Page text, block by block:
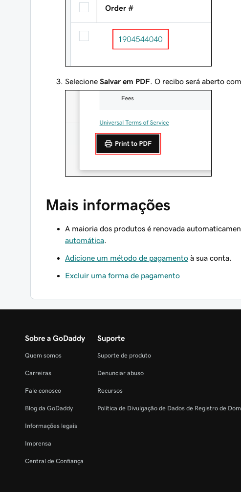
Selecione Salvar em PDF . O recibo será aberto
Mais informações
A maioria dos produtos é renovada
automática
Adicione um método de pagamento à sua conta.
Excluir uma forma de pagamento
Sobre a GoDaddy
Quem somos
Carreiras
Fale conosco
Blog da GoDaddy
Informações legais
Imprensa
Central de Confiança
Suporte
Suporte de produto
Denunciar abuso
Recursos
Política de Divulgação de Dados de Registro de